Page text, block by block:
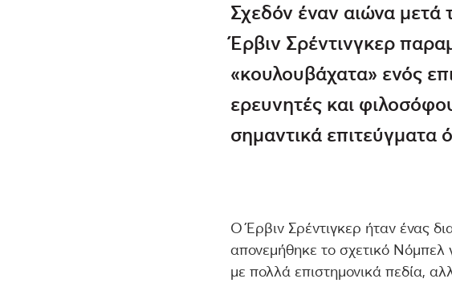
Σχεδόν έναν αιώνα μετά
Έρβιν Σρέντινγκερ
«κουλουβάχατα» ενός
ερευνητές και
σημαντικά επιτεύγματα
Ο Έρβιν Σρέντιγκερ ήταν ένας
απονεμήθηκε το σχετικό Νόμπελ
με πολλά επιστημονικά πεδία,